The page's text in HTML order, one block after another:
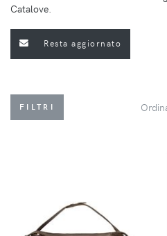
Catalove.
Resta aggiornato
FILTRI